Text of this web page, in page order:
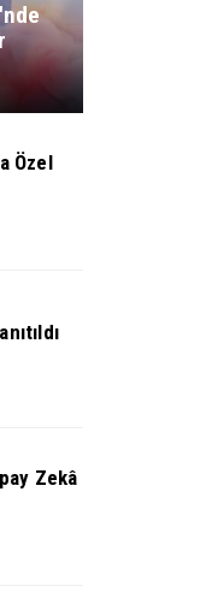
Özel
Zekâ